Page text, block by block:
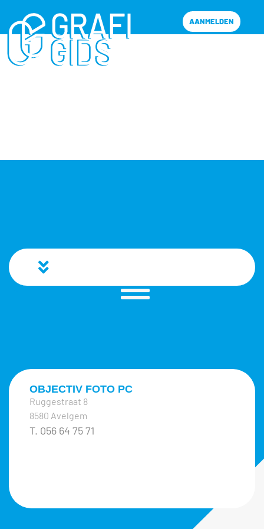
AANMELDEN
OBJECTIV FOTO PC
Ruggestraat 8
8580 Avelgem
T. 056 64 75 71